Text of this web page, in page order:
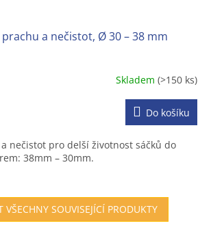
a nečistot, Ø 30 – 38 mm
Skladem(>150 ks)
Do košíku
nečistot pro delší životnost sáčků do
38mm – 30mm.
VŠECHNY SOUVISEJÍCÍ PRODUKTY